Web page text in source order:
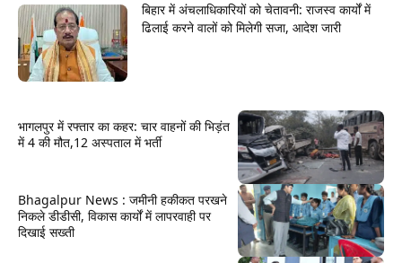
बिहार में अंचलाधिकारियों को चेतावनी: राजस्व कार्यों में
ढिलाई करने वालों को मिलेगी सजा, आदेश जारी
भागलपुर में रफ्तार का कहर: चार वाहनों की भिड़ंत
में 4 की मौत,12 अस्पताल में भर्ती
Bhagalpur News : जमीनी हकीकत परखने
निकले डीडीसी, विकास कार्यों में लापरवाही पर
दिखाई सख्ती